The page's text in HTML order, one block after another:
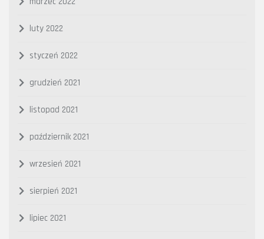
luty 2022
styczeń 2022
grudzień 2021
listopad 2021
październik 2021
wrzesień 2021
sierpień 2021
lipiec 2021